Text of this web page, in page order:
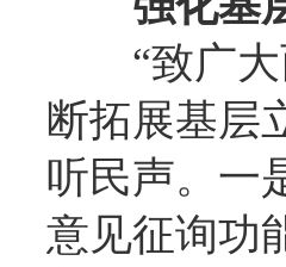
“致广
断拓展基层
听民声。一
意见征询功